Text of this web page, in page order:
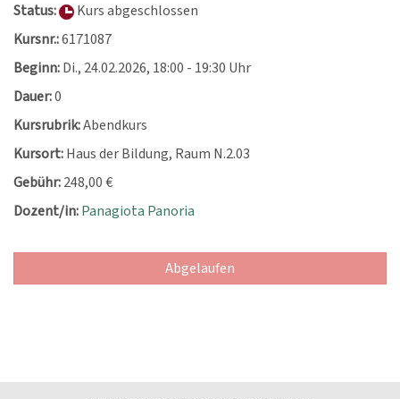
Status:
Kurs abgeschlossen
Kursnr.:6171087
Beginn:Di., 24.02.2026, 18:00 - 19:30 Uhr
Dauer:0
Kursrubrik:Abendkurs
Kursort:Haus der Bildung, Raum N.2.03
Gebühr:248,00 €
Dozent/in:Panagiota Panoria
Abgelaufen